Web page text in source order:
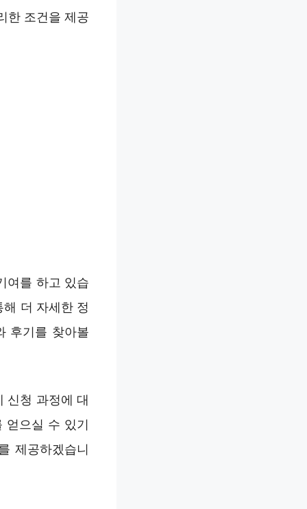
한 조건을 제공
여를 하고 있습
더 자세한 정
후기를 찾아볼
신청 과정에 대
얻으실 수 있기
제공하겠습니